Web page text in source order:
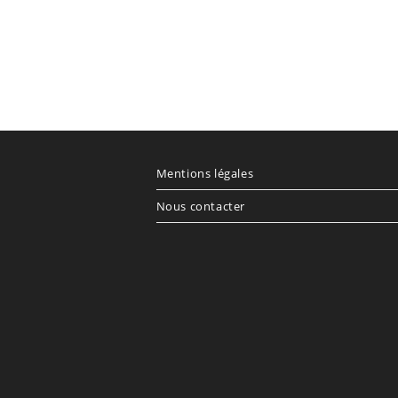
Mentions légales
Nous contacter